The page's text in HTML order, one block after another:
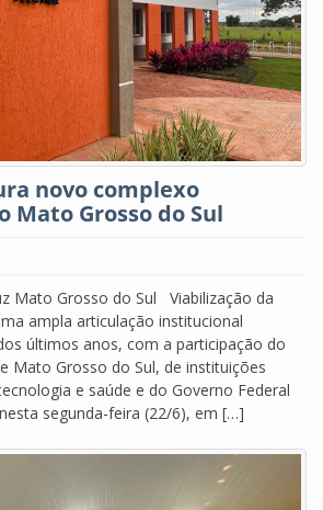
novo complexo
Mato Grosso do Sul
Mato Grosso do Sul Viabilização da
ampla articulação institucional
últimos anos, com a participação do
Mato Grosso do Sul, de instituições
e saúde e do Governo Federal
segunda-feira (22/6), em […]